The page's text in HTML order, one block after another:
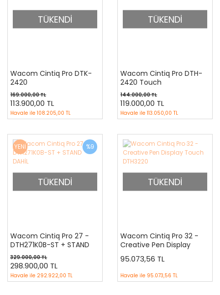
TÜKENDİ
Wacom Cintiq Pro DTK-
2420
169.000,00 TL
113.900,00 TL
Havale ile 108.205,00 TL
TÜKENDİ
Wacom Cintiq Pro DTH-
2420 Touch
144.000,00 TL
119.000,00 TL
Havale ile 113.050,00 TL
%9
YENİ
TÜKENDİ
Wacom Cintiq Pro 27 -
DTH271K0B-ST + STAND
DAHİL
329.000,00 TL
298.900,00 TL
Havale ile 292.922,00 TL
TÜKENDİ
Wacom Cintiq Pro 32 -
Creative Pen Display
95.073,56 TL
Havale ile 95.073,56 TL